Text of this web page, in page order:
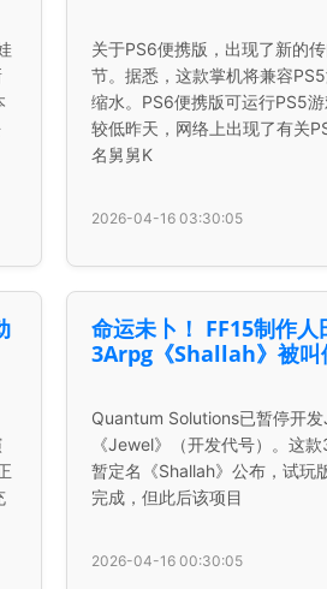
关于PS6便携版，出现了新的
节。据悉，这款掌机将兼容
缩水。PS6便携版可运行PS5
较低昨天，网络上出现了有关
名舅舅K
2026-04-16 03:30:05
命运未卜！ FF15制作人
3Arpg《Shallah》被叫
Quantum Solutions已暂停开
《Jewel》（开发代号）。这
暂定名《Shallah》公布，试玩
完成，但此后该项目
2026-04-16 00:30:05